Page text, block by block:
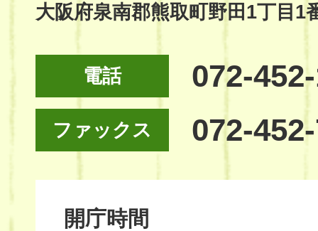
大阪府泉南郡熊取町野田1丁目1
電話 072-
ファックス 072-
開庁時間